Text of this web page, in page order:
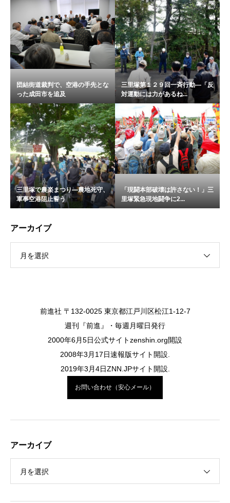
団結街道裁判で、空港の手先とな
った成田市を追及
三里塚第１２９回一斉行動―「反
対運動には力があるね...
三里塚で農楽まつり―農地死守、
軍事空港阻止誓う
「現闘本部破壊は許さない！」三
里塚緊急現地闘争に2...
アーカイブ
月を選択
前進社 〒132-0025 東京都江戸川区松江1-12-7
週刊『前進』・毎週月曜日発行
2000年6月5日公式サイトzenshin.org開設
2008年3月17日速報版サイト開設.
2019年3月4日ZNN.JPサイト開設.
お問い合わせ（安心メール）
アーカイブ
月を選択